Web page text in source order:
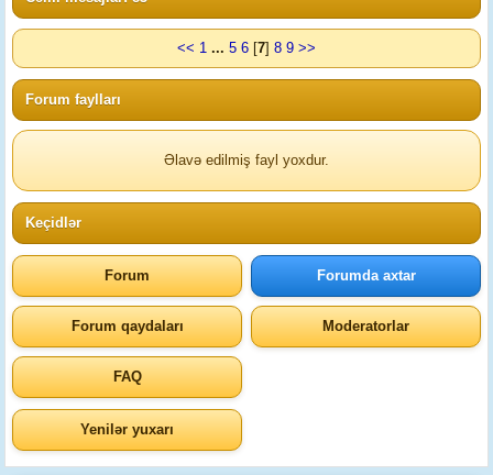
<< 1 ... 5 6 [7] 8 9 >>
Forum faylları
Əlavə edilmiş fayl yoxdur.
Keçidlər
Forum Forumda axtar
Forum qaydaları Moderatorlar
FAQ
Yenilər yuxarı